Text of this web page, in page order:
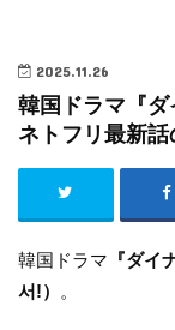
2025.11.26
韓国ドラマ『
ネトフリ最新話
韓国ドラマ 『ダイ
서!）
。